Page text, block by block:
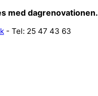
med dagrenovationen.
- Tel: 25 47 43 63